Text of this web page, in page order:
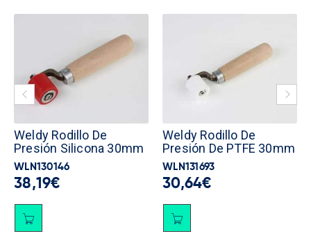
Weldy Rodillo De
Presión Silicona 30mm
WLN130146
38,19€
Weldy Rodillo De
Presión De PTFE 30mm
WLN131693
30,64€